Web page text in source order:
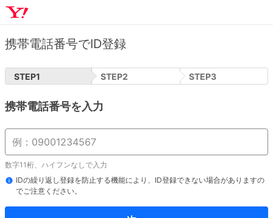
携帯電話番号でID登録
STEP1 STEP2 STEP3
携帯電話番号を入力
数字11桁、ハイフンなしで入力
IDの繰り返し登録を防止する機能により、ID登録できない場合がありますの
でご注意ください。